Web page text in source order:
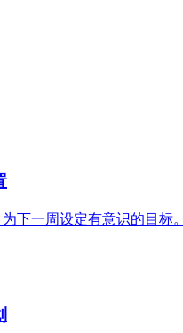
下一周设定有意识的目标。